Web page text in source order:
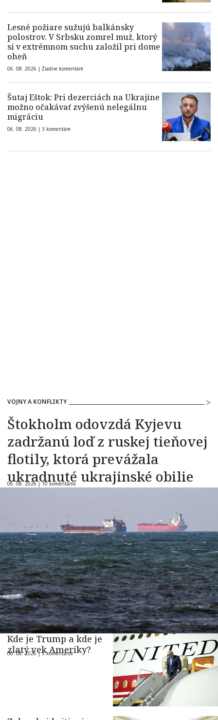
Lesné požiare sužujú balkánsky
polostrov. V Srbsku zomrel muž, ktorý
si v extrémnom suchu založil pri dome
oheň
06. 08. 2026 | Žiadne komentáre
Šutaj Eštok: Pri dezerciách na Ukrajine
možno očakávať zvýšenú nelegálnu
migráciu
06. 08. 2026 | 3 komentáre
VOJNY A KONFLIKTY
Štokholm odovzdá Kyjevu
zadržanú loď z ruskej tieňovej
flotily, ktorá prevážala
ukradnuté ukrajinské obilie
06. 08. 2026 |10 komentárov
Kde je Trump a kde je
zlatý vek Ameriky?
06. 08. 2026 |5 komentárov